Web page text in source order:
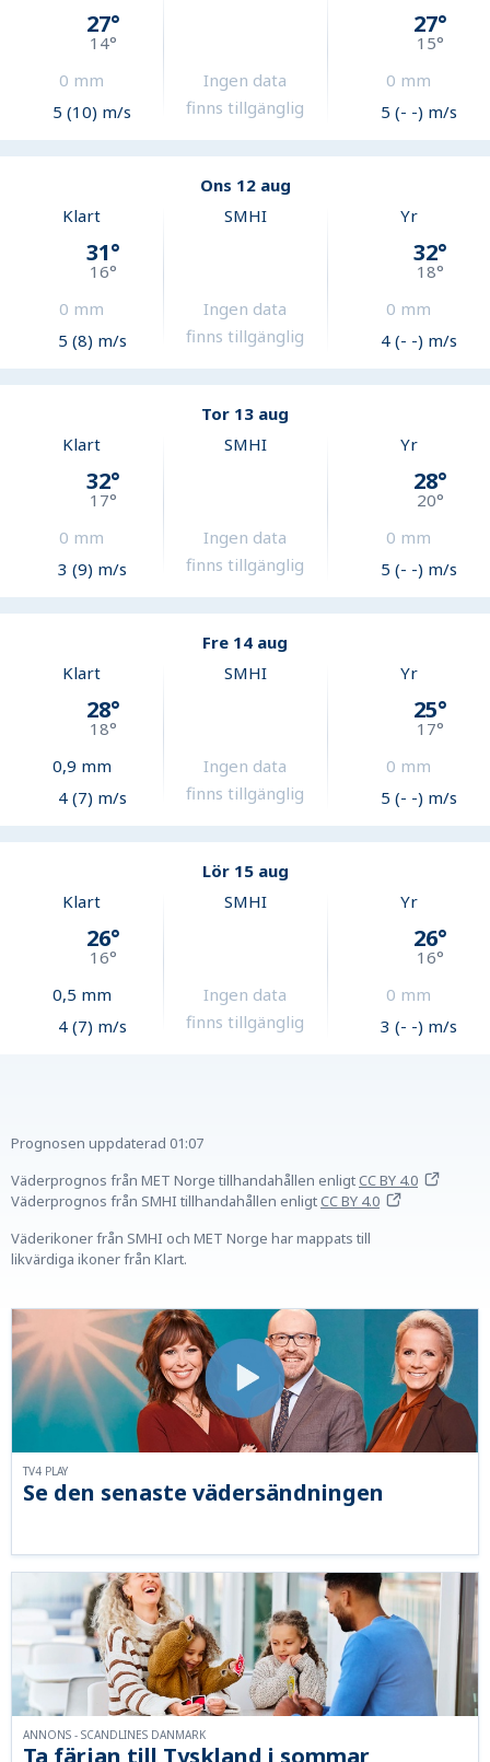
27°
14°
0 mm
5 (10) m/s
Ingen data
finns tillgänglig
27°
15°
0 mm
5 (- -) m/s
Ons 12 aug
Klart
31°
16°
0 mm
5 (8) m/s
SMHI
Ingen data
finns tillgänglig
Yr
32°
18°
0 mm
4 (- -) m/s
Tor 13 aug
Klart
32°
17°
0 mm
3 (9) m/s
SMHI
Ingen data
finns tillgänglig
Yr
28°
20°
0 mm
5 (- -) m/s
Fre 14 aug
Klart
28°
18°
0,9 mm
4 (7) m/s
SMHI
Ingen data
finns tillgänglig
Yr
25°
17°
0 mm
5 (- -) m/s
Lör 15 aug
Klart
26°
16°
0,5 mm
4 (7) m/s
SMHI
Ingen data
finns tillgänglig
Yr
26°
16°
0 mm
3 (- -) m/s
Prognosen uppdaterad 01:07
Väderprognos från MET Norge tillhandahållen enligtCC BY 4.0
Väderprognos från SMHI tillhandahållen enligtCC BY 4.0
Väderikoner från SMHI och MET Norge har mappats till
likvärdiga ikoner från Klart.
Se den senaste vädersändningen
TV4 PLAY
ANNONS - SCANDLINES DANMARK